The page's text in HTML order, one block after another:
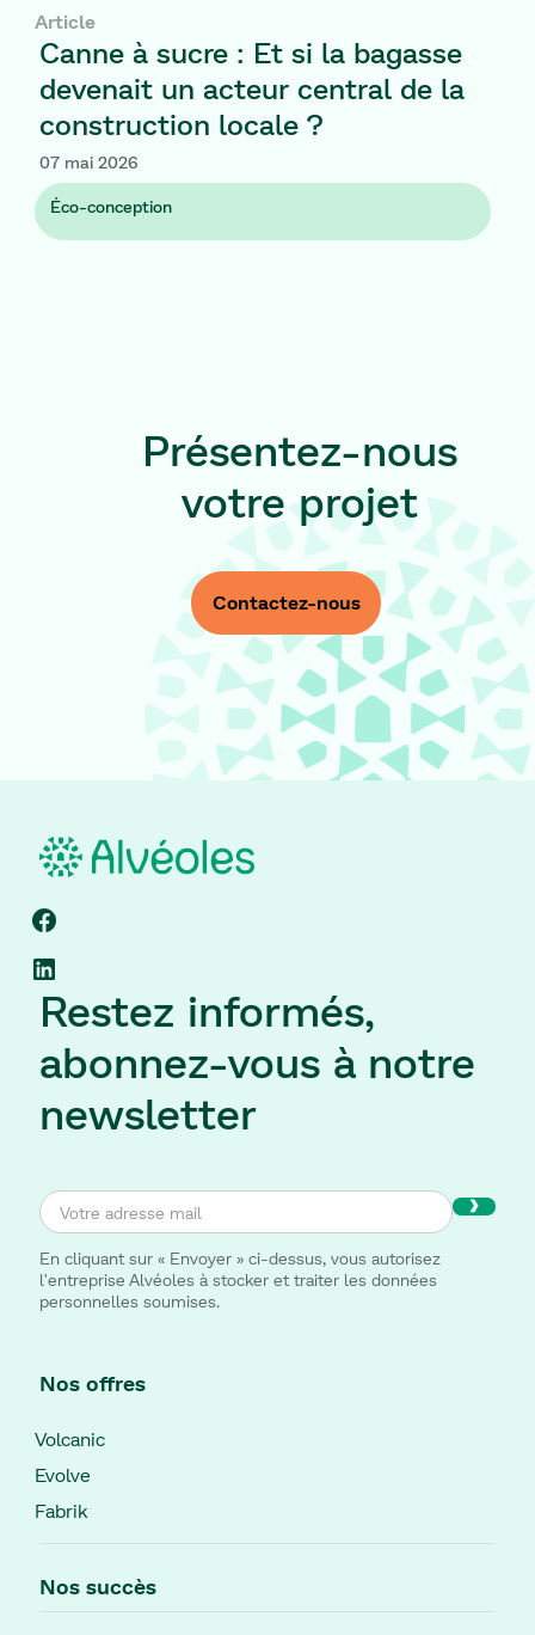
Canne à sucre : Et si la bagasse devenait un acteur
Article
Canne à sucre : Et si la bagasse
devenait un acteur central de la
construction locale ?
07 mai 2026
Éco-conception
Présentez-nous
votre projet
Contactez-nous
Contactez-nous
Restez informés,
abonnez-vous à notre
newsletter
Play
En cliquant sur « Envoyer » ci-dessus, vous autorisez
l'entreprise Alvéoles à stocker et traiter les données
personnelles soumises.
Nos offres
Volcanic
Evolve
Fabrik
Nos succès